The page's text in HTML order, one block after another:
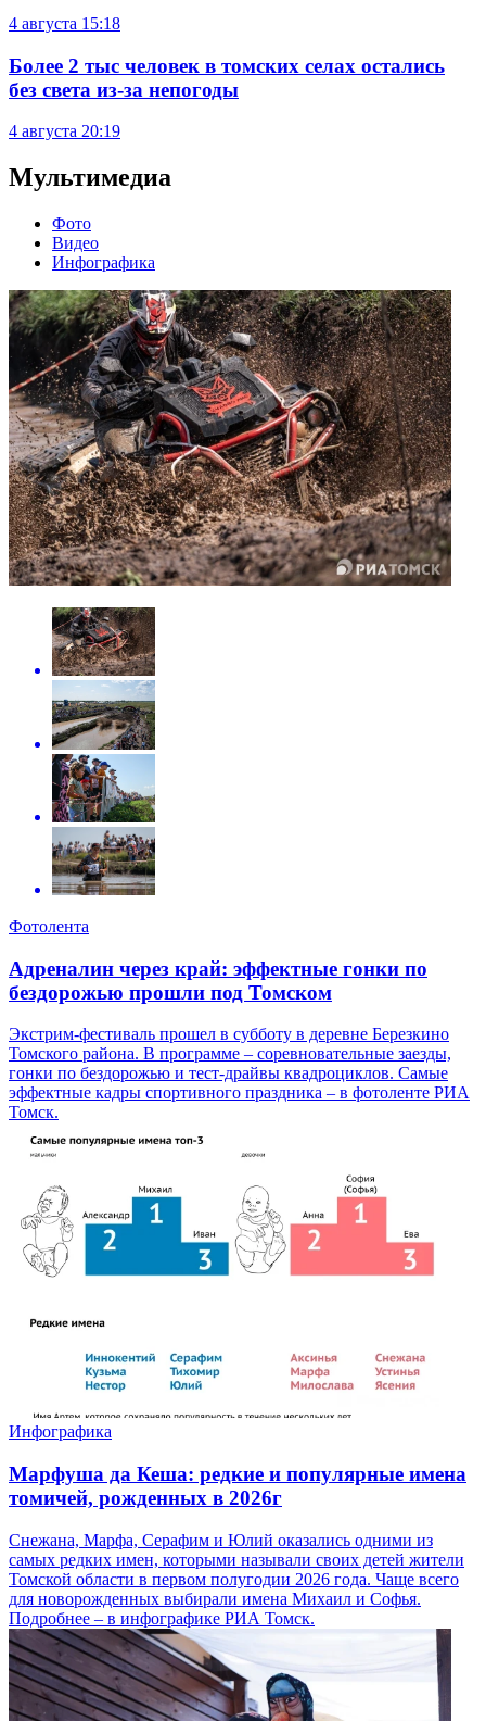
4 августа 15:18
Более 2 тыс человек в томских селах остались
без света из-за непогоды
4 августа 20:19
Мультимедиа
Фото
Видео
Инфографика
Фотолента
Адреналин через край: эффектные гонки по
бездорожью прошли под Томском
Экстрим-фестиваль прошел в субботу в деревне Березкино
Томского района. В программе – соревновательные заезды,
гонки по бездорожью и тест-драйвы квадроциклов. Самые
эффектные кадры спортивного праздника – в фотоленте РИА
Томск.
Инфографика
Марфуша да Кеша: редкие и популярные имена
томичей, рожденных в 2026г
Снежана, Марфа, Серафим и Юлий оказались одними из
самых редких имен, которыми называли своих детей жители
Томской области в первом полугодии 2026 года. Чаще всего
для новорожденных выбирали имена Михаил и Софья.
Подробнее – в инфографике РИА Томск.